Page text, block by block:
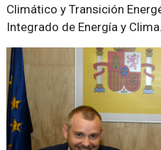
Climático y Transición
Integrado de Energía y Clima.